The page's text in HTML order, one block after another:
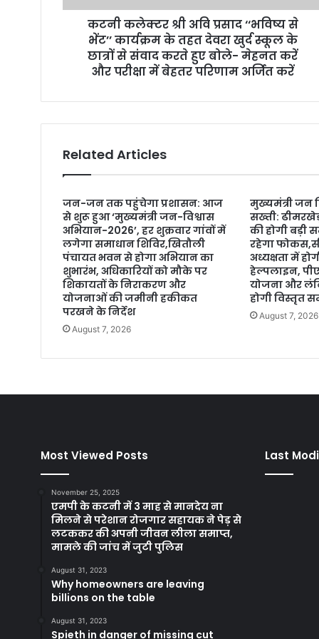
r
कटनी कलेक्टर श्री अवि प्रसाद ‘‘भविष्य से
भेंट’’ कार्यक्रम के तहत देवरा खुर्द स्कूल के
छात्रों से संवाद करते हुए बोले- मेहनत करें
और परीक्षा में बेहतर परिणाम अर्जित करें
Related Articles
जन-जन तक पहुंचेगा प्रशासन: आज
से शुरू हुआ ‘मुख्यमंत्री जन-विश्वास
अभियान-2026’, हर शुक्रवार गांवों में
लगेगा समाधान शिविर,खितौली
पंचायत भवन से होगा अभियान का
शुभारंभ, अधिकारियों को मौके पर
शिकायतों के निराकरण और
योजनाओं की जमीनी हकीकत
परखने के निर्देश
August 7, 2026
मुख्यमंत्री जन
सख्ती:
की होगी बड़ी
रहेगा
अध्यक्षता में
हेल्पलाइन,
योजना और
होगी विस्तृत
August 7, 2026
Most Viewed Posts
November 25, 2025
एमपी के कटनी में 3 माह से मानदेय ना
मिलने से परेशान रोजगार सहायक ने पेड़ से
लटककर की अपनी जीवन लीला समाप्त,
मामले की जांच में जुटी पुलिस
August 31, 2023
Why homeowners are leaving
billions on the table
August 31, 2023
Spieth in danger of missing cut
Last